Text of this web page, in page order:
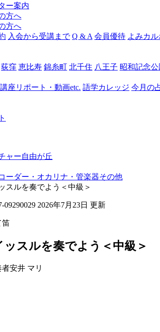
ャ
自
由
ー案内
方へ
方へ
入会から受講まで Q & A 会員優待 よみカル
荻窪 恵比寿 錦糸町 北千住 八王子 昭和記念公
講座リポート・動画etc. 語学カレッジ 今月の
ャー自由が丘
ーダー・オカリナ・管楽器その他
スルを奏でよう＜中級＞
09290029 2026年7月23日 更新
笛
スルを奏でよう＜中級＞
者安井 マリ